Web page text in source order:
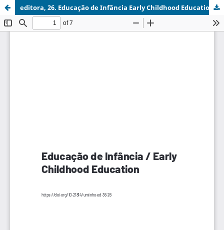
editora, 26. Educação de Infância Early Childhood Education.pdf